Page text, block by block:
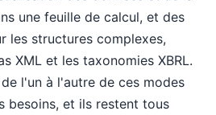
une feuille de calcul, et des
les structures complexes,
XML et les taxonomies XBRL.
l'un à l'autre de ces modes
besoins, et ils restent tous